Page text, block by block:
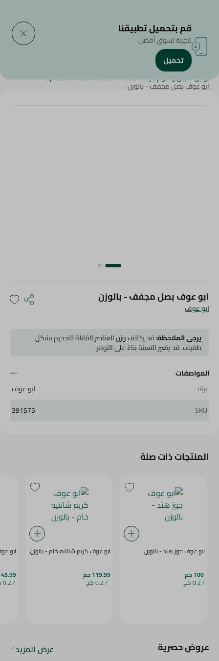
الرئيسية/منتجات البقالة
توابل/جبن ولحوم باردة/
Herbs
/
Spices & Breadcrumbs
/
ابو عوف بصل مجفف - بالوزن
ابو عوف
ابو عوف بصل مجفف - بالوزن
يرجى الملاحظة:قد يختلف وزن العناصر القابلة للتحجيم بشكل
طفيف. قد يتغير التعبئة بناءً على التوفر.
المواصفات
براند
ابو عوف
SKU
391575
المنتجات ذات صلة
ابو عوف جوز هند - بالوزن
100 جم
/ 0.2 كج
ابو عوف كريم شانتيه خام - بالوزن
119.99 جم
/ 0.2 كج
ابو
45.99 جم
/ 0.2 كج
عروض حصرية عرض المزيد
قم بتحميل تطبيقنا
لتجربة تسوق أفضل
تحميل